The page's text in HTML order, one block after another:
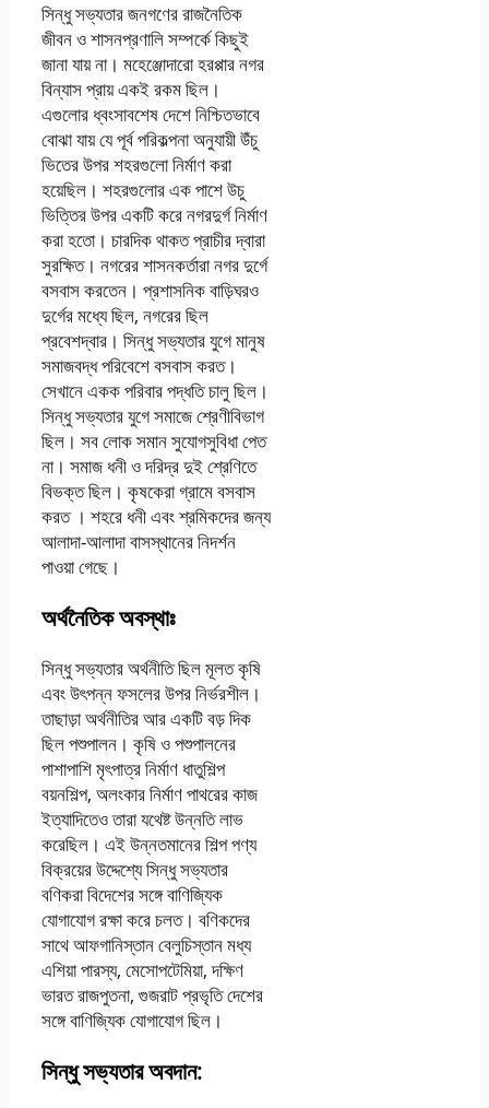
সিন্ধু সভ্যতার জনগণের রাজনৈতিক
জীবন ও শাসনপ্রণালি সম্পর্কে কিছুই
জানা যায় না। মহেঞ্জোদারাে হরপ্পার নগর
বিন্যাস প্রায় একই রকম ছিল।
এগুলাের ধ্বংসাবশেষ দেশে নিশ্চিতভাবে
বােঝা যায় যে পূর্ব পরিকল্পনা অনুযায়ী উঁচু
ভিতের উপর শহরগুলাে নির্মাণ করা
হয়েছিল। শহরগুলাের এক পাশে উচু
ভিত্তির উপর একটি করে নগরদুর্গ নির্মাণ
করা হতাে। চারদিক থাকত প্রাচীর দ্বারা
সুরক্ষিত। নগরের শাসনকর্তারা নগর দুর্গে
বসবাস করতেন। প্রশাসনিক বাড়িঘরও
দুর্গের মধ্যে ছিল, নগরের ছিল
প্রবেশদ্বার। সিন্ধু সভ্যতার যুগে মানুষ
সমাজবদ্ধ পরিবেশে বসবাস করত।
সেখানে একক পরিবার পদ্ধতি চালু ছিল।
সিন্ধু সভ্যতার যুগে সমাজে শ্রেণীবিভাগ
ছিল। সব লােক সমান সুযােগসুবিধা পেত
না। সমাজ ধনী ও দরিদ্র দুই শ্রেণিতে
বিভক্ত ছিল। কৃষকেরা গ্রামে বসবাস
করত । শহরে ধনী এবং শ্রমিকদের জন্য
আলাদা-আলাদা বাসস্থানের নিদর্শন
পাওয়া গেছে।
অর্থনৈতিক অবস্থাঃ
সিন্ধু সভ্যতার অর্থনীতি ছিল মূলত কৃষি
এবং উৎপন্ন ফসলের উপর নির্ভরশীল।
তাছাড়া অর্থনীতির আর একটি বড় দিক
ছিল পশুপালন। কৃষি ও পশুপালনের
পাশাপাশি মৃৎপাত্র নির্মাণ ধাতুশিল্প
বয়নশিল্প, অলংকার নির্মাণ পাথরের কাজ
ইত্যাদিতেও তারা যথেষ্ট উন্নতি লাভ
করেছিল। এই উন্নতমানের শিল্প পণ্য
বিক্রয়ের উদ্দেশ্যে সিন্ধু সভ্যতার
বণিকরা বিদেশের সঙ্গে বাণিজ্যিক
যােগাযােগ রক্ষা করে চলত। বণিকদের
সাথে আফগানিস্তান বেলুচিস্তান মধ্য
এশিয়া পারস্য, মেসােপটেমিয়া, দক্ষিণ
ভারত রাজপুতনা, গুজরাট প্রভৃতি দেশের
সঙ্গে বাণিজ্যিক যােগাযােগ ছিল।
সিন্ধু সভ্যতার অবদান: